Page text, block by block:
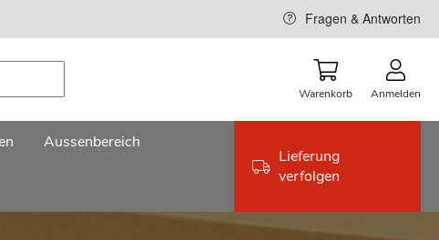
Fragen & Antworten
Warenkorb Anmelden
Aussenbereich
Lieferung
verfolgen